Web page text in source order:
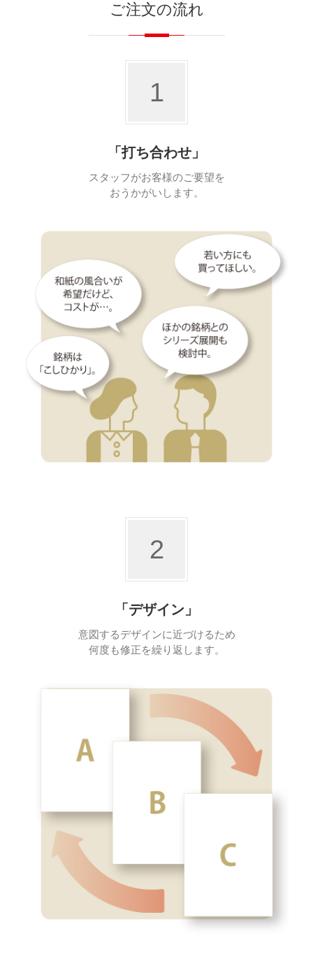
ご注文の流れ
1
「打ち合わせ」
スタッフがお客様のご要望を
おうかがいします。
2
「デザイン」
意図するデザインに近づけるため
何度も修正を繰り返します。